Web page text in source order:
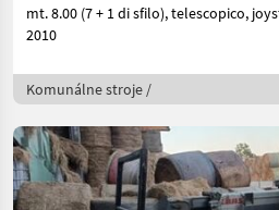
mt. 8.00 (7 + 1 di sfilo), telescopico,
2010
Komunálne stroje /